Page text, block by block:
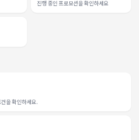
진행 중인 프로모션을 확인하세요
을 확인하세요.